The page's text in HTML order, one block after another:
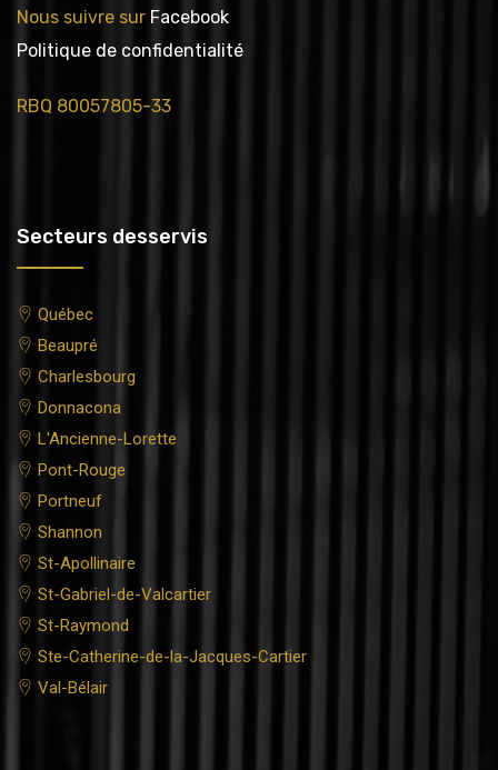
Nous suivre sur Facebook
Politique de confidentialité
RBQ 80057805-33
Secteurs desservis
Québec
Beaupré
Charlesbourg
Donnacona
L'Ancienne-Lorette
Pont-Rouge
Portneuf
Shannon
St-Apollinaire
St-Gabriel-de-Valcartier
St-Raymond
Ste-Catherine-de-la-Jacques-Cartier
Val-Bélair